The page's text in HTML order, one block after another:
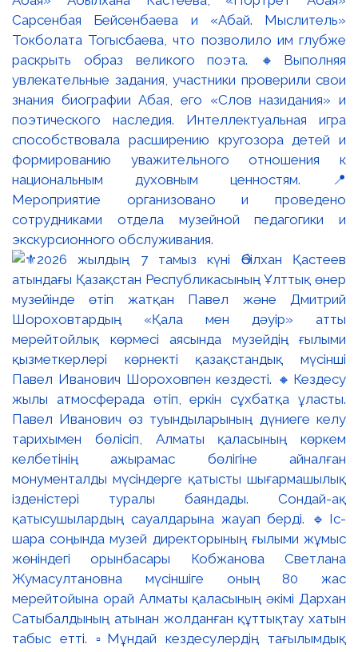
Сарсенбая Бейсенбаева и «Абай. Мыслитель»
Токболата Тогысбаева, что позволило им глубже
раскрыть образ великого поэта. 🔸Выполняя
увлекательные задания, участники проверили свои
знания биографии Абая, его «Слов назидания» и
поэтического наследия. Интеллектуальная игра
способствовала расширению кругозора детей и
формированию уважительного отношения к
национальным духовным ценностям. 📍
Мероприятие организовано и проведено
сотрудниками отдела музейной педагогики и
экскурсионного обслуживания.